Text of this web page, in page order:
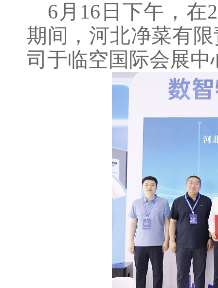
6月16日下午，在
期间，河北净菜有
司于临空国际会展